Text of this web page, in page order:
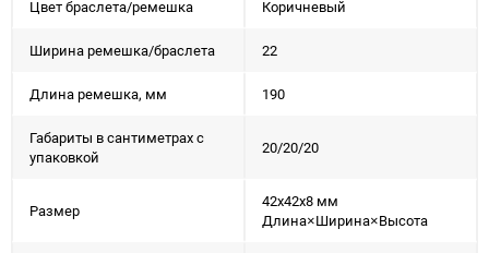
Цвет браслета/ремешка Коричневый
Ширина ремешка/браслета 22
Длина ремешка, мм 190
Габариты в сантиметрах с
упаковкой
20/20/20
Размер
42x42x8 мм
Длина×Ширина×Высота